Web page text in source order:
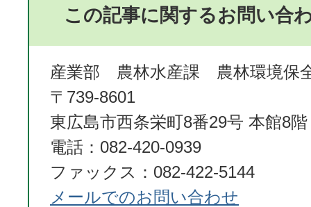
この記事に関するお問い合
産業部 農林水産課 農林環境保
〒739-8601
東広島市西条栄町8番29号 本館8階
電話：082-420-0939
ファックス：082-422-5144
メールでのお問い合わせ